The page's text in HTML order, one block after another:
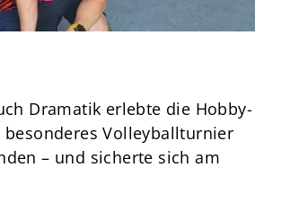
Dramatik erlebte die Hobby-
besonderes Volleyballturnier
– und sicherte sich am